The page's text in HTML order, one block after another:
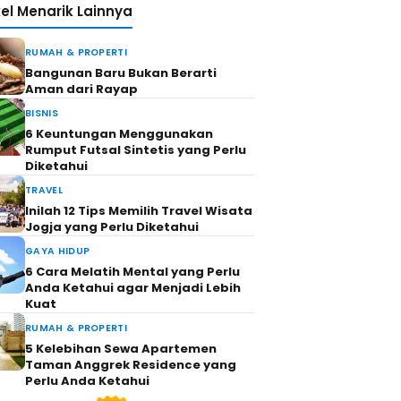
Menarik Lainnya
RUMAH & PROPERTI
Bangunan Baru Bukan Berarti
Aman dari Rayap
BISNIS
6 Keuntungan Menggunakan
Rumput Futsal Sintetis yang Perlu
Diketahui
TRAVEL
Inilah 12 Tips Memilih Travel Wisata
Jogja yang Perlu Diketahui
GAYA HIDUP
6 Cara Melatih Mental yang Perlu
Anda Ketahui agar Menjadi Lebih
Kuat
RUMAH & PROPERTI
5 Kelebihan Sewa Apartemen
Taman Anggrek Residence yang
Perlu Anda Ketahui